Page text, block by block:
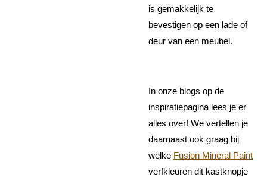
is gemakkelijk te
bevestigen op een lade of
deur van een meubel.
In onze blogs op de
inspiratiepagina lees je er
alles over! We vertellen je
daarnaast ook graag bij
welke Fusion Mineral Paint
verfkleuren dit kastknopje